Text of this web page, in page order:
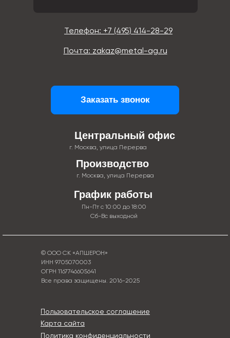
© ООО СК «АПШЕРОН»
ИНН 9705070003
ОГРН 1167746605641
Все права защищены. 2016-2025
Политика конфиденциальности
Карта сайта
Пользовательское соглашение
Центральный офис
г. Москва, улица Перерва
График работы
Пн-Пт с 10:00 до 18:00
Сб-Вс выходной
Производство
г. Москва, улица Перерва
Телефон: +7 (495) 414-28-29
Почта: zakaz@metal-ag.ru
Заказать звонок